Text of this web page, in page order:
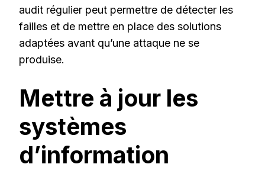
audit régulier peut permettre de détecter les
failles et de mettre en place des solutions
adaptées avant qu’une attaque ne se
produise.
Mettre à jour les
systèmes
d’information